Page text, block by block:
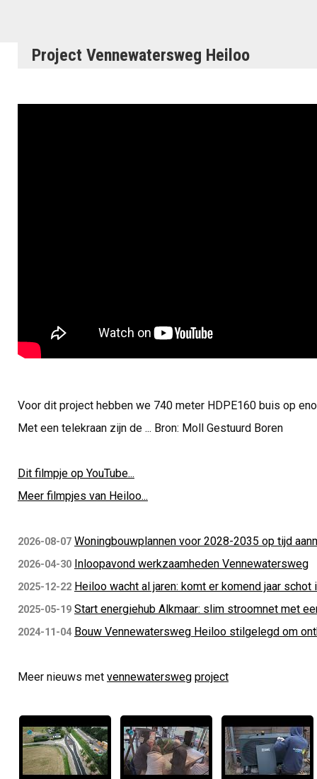
Project Vennewatersweg Heiloo
Voor dit project hebben we 740 meter HDPE160 buis op
Met een telekraan zijn de ... Bron: Moll Gestuurd Boren
Dit filmpje op YouTube...
Meer filmpjes van Heiloo...
2026-08-07 Woningbouwplannen voor 2028-2035 op tijd
2026-04-30 Inloopavond werkzaamheden Vennewatersweg
2025-12-22 Heiloo wacht al jaren: komt er komend jaar schot
2025-05-19 Start energiehub Alkmaar: slim stroomnet met
2024-11-04 Bouw Vennewatersweg Heiloo stilgelegd om
Meer nieuws met vennewatersweg project